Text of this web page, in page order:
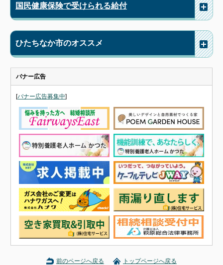
国民健康保険で受けられる給付
ひたちなか市のオススメ
バナー広告
[バナー広告募集中]
前のページへ戻る トップページへ戻る